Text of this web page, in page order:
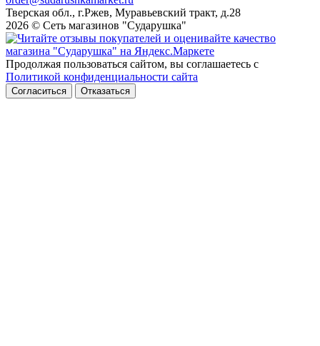
Тверская обл., г.Ржев, Муравьевский тракт, д.28
2026 © Сеть магазинов "Сударушка"
Продолжая пользоваться сайтом, вы соглашаетесь с
Политикой конфиденциальности сайта
Согласиться Отказаться